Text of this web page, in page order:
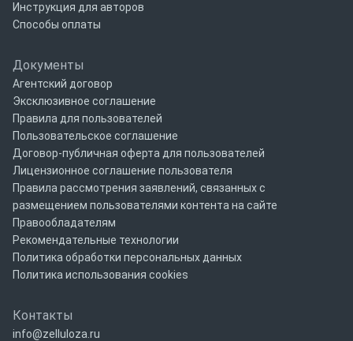
Инструкция для авторов
Способы оплаты
Документы
Агентский договор
Эксклюзивное соглашение
Правила для пользователей
Пользовательское соглашение
Договор-публичная оферта для пользователей
Лицензионное соглашение пользователя
Правила рассмотрения заявлений, связанных с
размещением пользователями контента на сайте
Правообладателям
Рекомендательные технологии
Политика обработки персональных данных
Политика использования cookies
Контакты
info@zelluloza.ru